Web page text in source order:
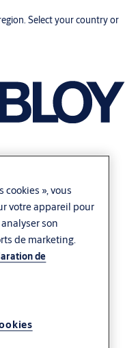
Select your country or
», vous
votre appareil pour
son
de marketing.
de